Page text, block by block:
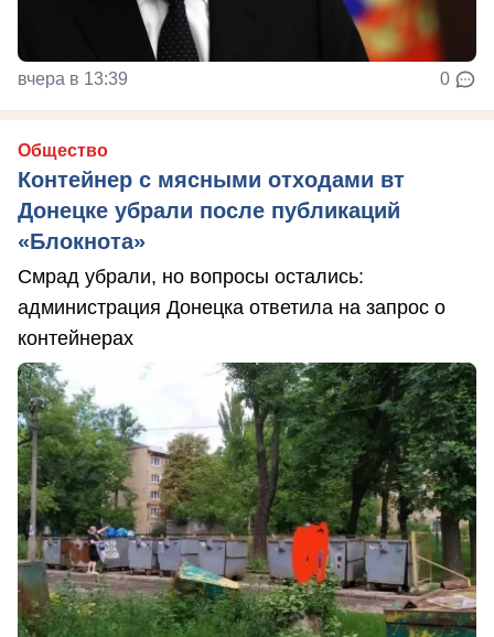
вчера в 13:39 0
Общество
Контейнер с мясными отходами вт
Донецке убрали после публикаций
«Блокнота»
Смрад убрали, но вопросы остались:
администрация Донецка ответила на запрос о
контейнерах